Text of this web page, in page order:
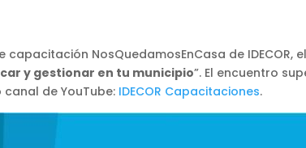
NosQuedamosEnCasa de
y gestionar en tu municipio”. El encuentro
de YouTube: IDECOR Capacitaciones.